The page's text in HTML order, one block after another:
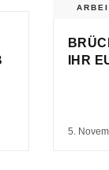
IHR
5.